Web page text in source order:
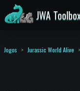
JWA
Jogos Jurassic World Alive